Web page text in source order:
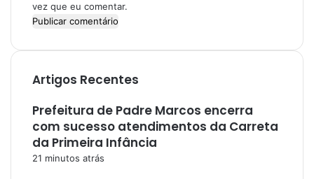
vez que eu comentar.
Artigos Recentes
Prefeitura de Padre Marcos encerra
com sucesso atendimentos da Carreta
da Primeira Infância
21 minutos atrás